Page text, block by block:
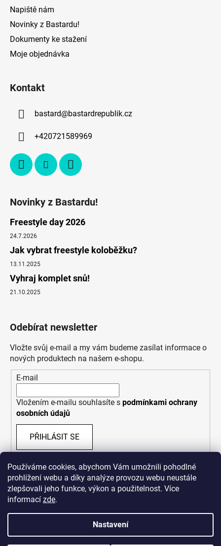
Používáme cookies, abychom Vám umožnili pohodlné
prohlížení webu a díky analýze provozu webu neustále
zlepšovali jeho funkce, výkon a použitelnost. Více
informací zde.
Nastavení
Napiště nám
Novinky z Bastardu!
Dokumenty ke stažení
Moje objednávka
Kontakt
bastard@bastardrepublik.cz
+420721589969
Novinky z Bastardu!
Freestyle day 2026
24.7.2026
Jak vybrat freestyle koloběžku?
13.11.2025
Vyhraj komplet snů!
21.10.2025
Odebírat newsletter
Vložte svůj e-mail a my vám budeme zasílat informace o
nových produktech na našem e-shopu.
E-mail
Vložením e-mailu souhlasíte s podmínkami ochrany
osobních údajů
PŘIHLÁSIT SE